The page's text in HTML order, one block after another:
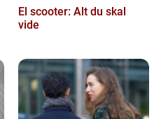
El scooter: Alt du skal
vide